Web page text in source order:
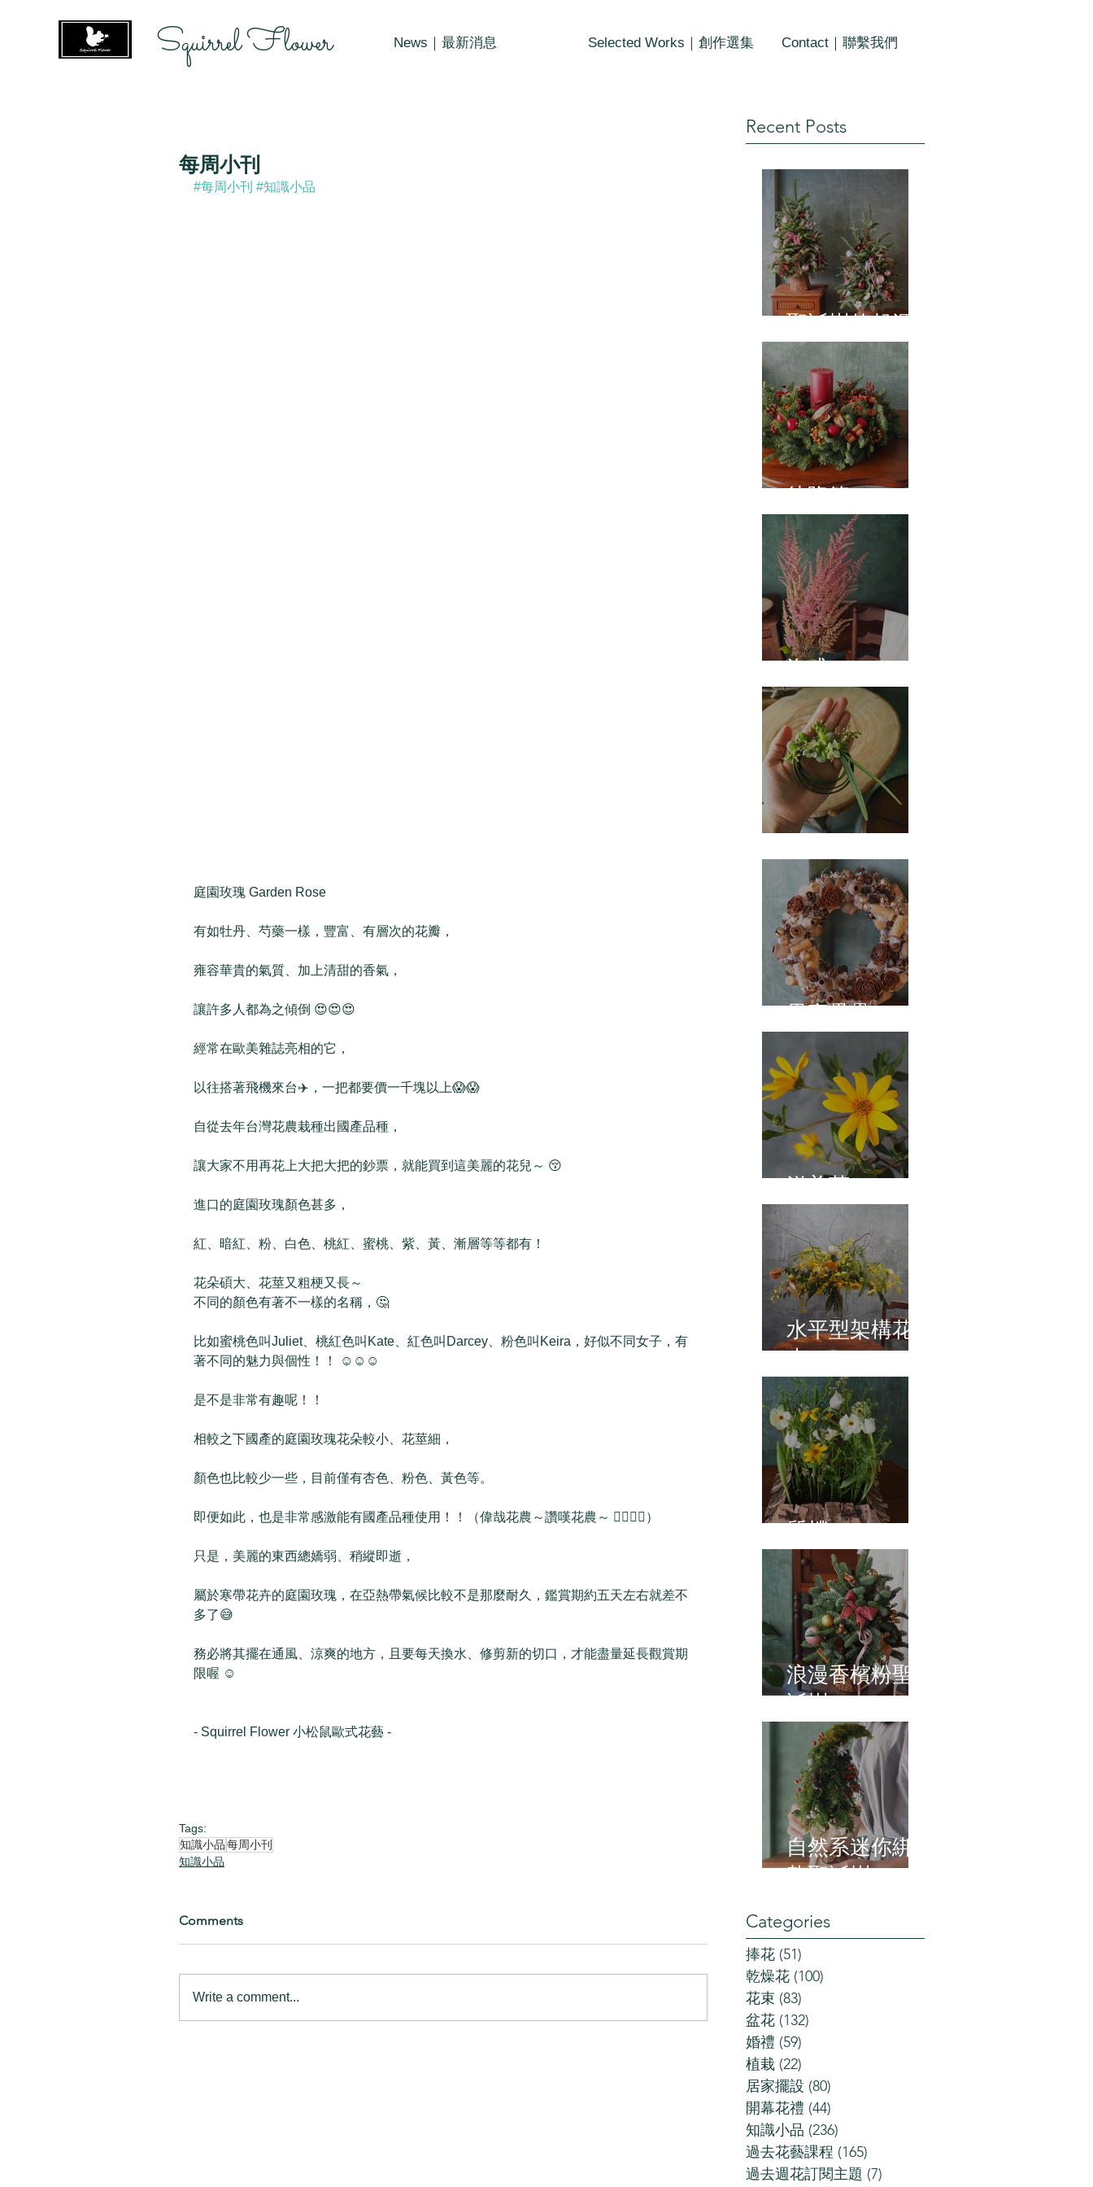
Squirrel Flower News｜最新消息 Selected Works｜創作選集 Contact｜聯繫我們
每周小刊
#每周小刊 #知識小品
庭園玫瑰 Garden Rose
有如牡丹、芍藥一樣，豐富、有層次的花瓣，
雍容華貴的氣質、加上清甜的香氣，
讓許多人都為之傾倒 😍😍😍
經常在歐美雜誌亮相的它，
以往搭著飛機來台✈️，一把都要價一千塊以上😱😱
自從去年台灣花農栽種出國產品種，
讓大家不用再花上大把大把的鈔票，就能買到這美麗的花兒～ 😚
進口的庭園玫瑰顏色甚多，
紅、暗紅、粉、白色、桃紅、蜜桃、紫、黃、漸層等等都有！
花朵碩大、花莖又粗梗又長～
不同的顏色有著不一樣的名稱，🤔
比如蜜桃色叫Juliet、桃紅色叫Kate、紅色叫Darcey、粉色叫Keira，好似不同女子，有
著不同的魅力與個性！！ ☺️☺️☺️
是不是非常有趣呢！！
相較之下國產的庭園玫瑰花朵較小、花莖細，
顏色也比較少一些，目前僅有杏色、粉色、黃色等。
即便如此，也是非常感激能有國產品種使用！！（偉哉花農～讚嘆花農～ 🙇‍♀️🙇‍♂️）
只是，美麗的東西總嬌弱、稍縱即逝，
屬於寒帶花卉的庭園玫瑰，在亞熱帶氣候比較不是那麼耐久，鑑賞期約五天左右就差不
多了😅
務必將其擺在通風、涼爽的地方，且要每天換水、修剪新的切口，才能盡量延長觀賞期
限喔 ☺️
- Squirrel Flower 小松鼠歐式花藝 -
Tags:
知識小品每周小刊
知識小品
Comments
Write a comment...
Recent Posts
聖誕樹的起源
待降節
泡盛
果實壘壘
洋姜菊
水平型架構花
束
質樸
浪漫香檳粉聖
誕樹
自然系迷你綁
紮聖誕樹
Categories
捧花 (51)
乾燥花 (100)
花束 (83)
盆花 (132)
婚禮 (59)
植栽 (22)
居家擺設 (80)
開幕花禮 (44)
知識小品 (236)
過去花藝課程 (165)
過去週花訂閱主題 (7)